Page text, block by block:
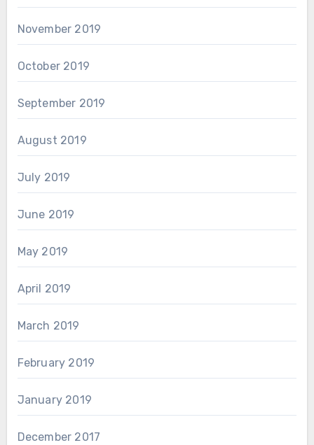
November 2019
October 2019
September 2019
August 2019
July 2019
June 2019
May 2019
April 2019
March 2019
February 2019
January 2019
December 2017